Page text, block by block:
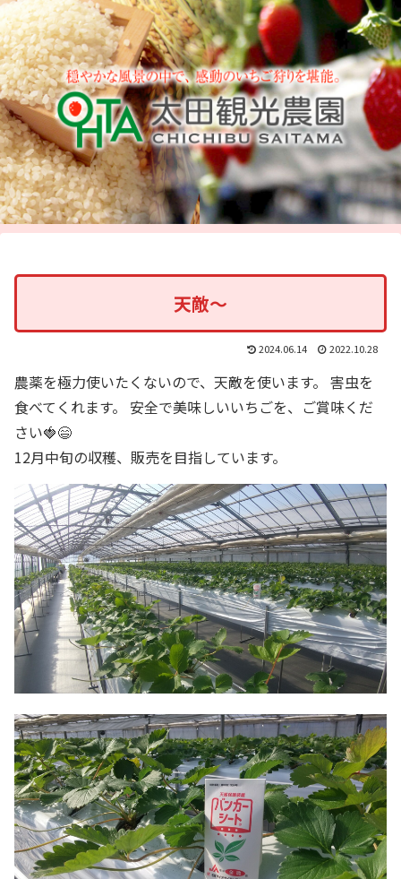
天敵～
2024.06.14 2022.10.28
農薬を極力使いたくないので、天敵を使います。 害虫を
食べてくれます。 安全で美味しいいちごを、ご賞味くだ
さい🍓😄
12月中旬の収穫、販売を目指しています。